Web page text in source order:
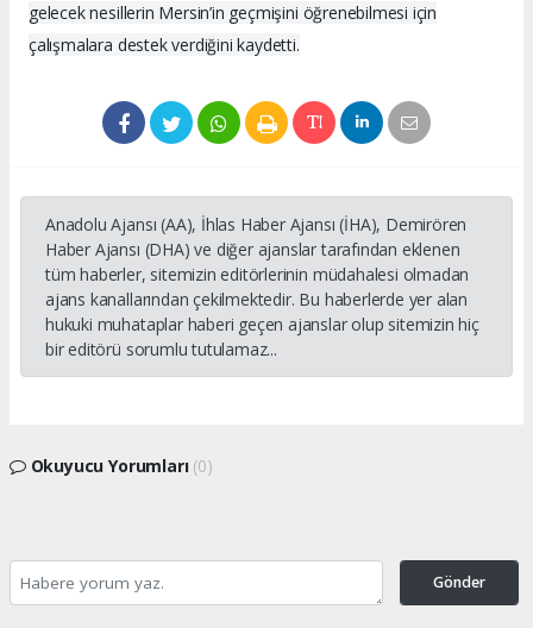
gelecek nesillerin Mersin’in geçmişini öğrenebilmesi için
çalışmalara destek verdiğini kaydetti.
Anadolu Ajansı (AA), İhlas Haber Ajansı (İHA), Demirören
Haber Ajansı (DHA) ve diğer ajanslar tarafından eklenen
tüm haberler, sitemizin editörlerinin müdahalesi olmadan
ajans kanallarından çekilmektedir. Bu haberlerde yer alan
hukuki muhataplar haberi geçen ajanslar olup sitemizin hiç
bir editörü sorumlu tutulamaz...
Okuyucu Yorumları (0)
Gönder